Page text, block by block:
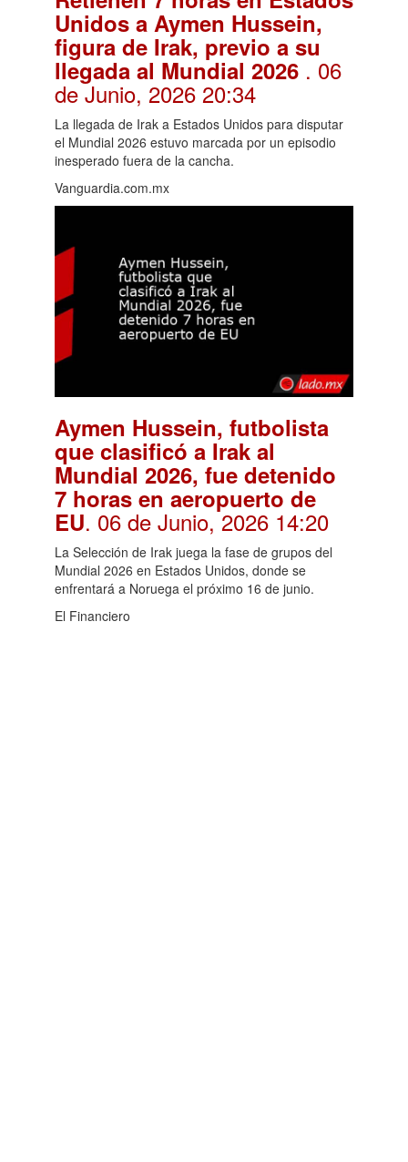
Unidos a Aymen Hussein,
figura de Irak, previo a su
llegada al Mundial 2026 . 06
de Junio, 2026 20:34
La llegada de Irak a Estados Unidos para disputar
el Mundial 2026 estuvo marcada por un episodio
inesperado fuera de la cancha.
Vanguardia.com.mx
Aymen Hussein, futbolista
que clasificó a Irak al
Mundial 2026, fue detenido
7 horas en aeropuerto de
EU. 06 de Junio, 2026 14:20
La Selección de Irak juega la fase de grupos del
Mundial 2026 en Estados Unidos, donde se
enfrentará a Noruega el próximo 16 de junio.
El Financiero